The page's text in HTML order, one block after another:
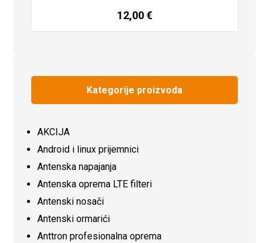
12,00€
Dodaj u košaricu
Kategorije proizvoda
AKCIJA
Android i linux prijemnici
Antenska napajanja
Antenska oprema LTE filteri
Antenski nosači
Antenski ormarići
Anttron profesionalna oprema